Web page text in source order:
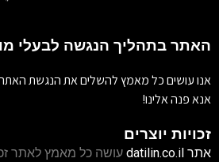
האתר בתהליך הנגשה לבעלי
אנו עושים כל מאמץ להשלים את הנגשת
אנא פנה אלינו!
זכויות יוצרים
אתר datilin.co.il עושה כל מאמץ לאתר